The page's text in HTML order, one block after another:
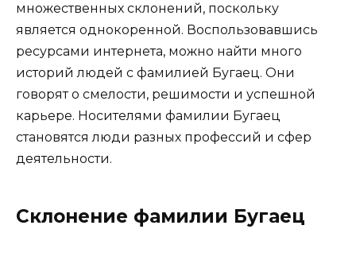
множественных склонений, поскольку
является однокоренной. Воспользовавшись
ресурсами интернета, можно найти много
историй людей с фамилией Бугаец. Они
говорят о смелости, решимости и успешной
карьере. Носителями фамилии Бугаец
становятся люди разных профессий и сфер
деятельности.
Склонение фамилии Бугаец